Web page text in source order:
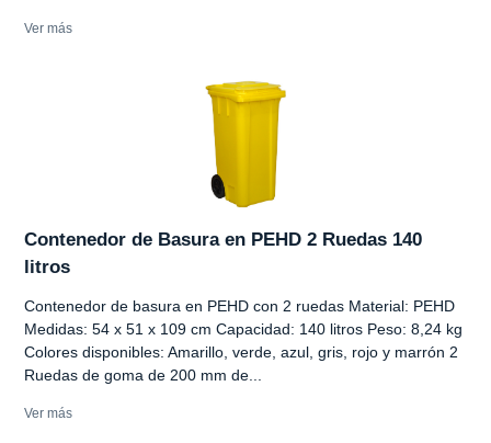
Ver más
Contenedor de Basura en PEHD 2 Ruedas 140
litros
Contenedor de basura en PEHD con 2 ruedas Material: PEHD
Medidas: 54 x 51 x 109 cm Capacidad: 140 litros Peso: 8,24 kg
Colores disponibles: Amarillo, verde, azul, gris, rojo y marrón 2
Ruedas de goma de 200 mm de...
Ver más